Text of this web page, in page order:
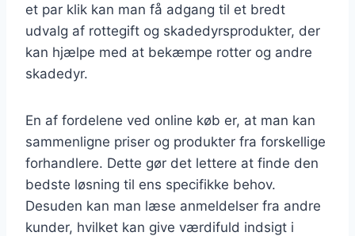
et par klik kan man få adgang til et bredt
udvalg af rottegift og skadedyrsprodukter, der
kan hjælpe med at bekæmpe rotter og andre
skadedyr.
En af fordelene ved online køb er, at man kan
sammenligne priser og produkter fra forskellige
forhandlere. Dette gør det lettere at finde den
bedste løsning til ens specifikke behov.
Desuden kan man læse anmeldelser fra andre
kunder, hvilket kan give værdifuld indsigt i